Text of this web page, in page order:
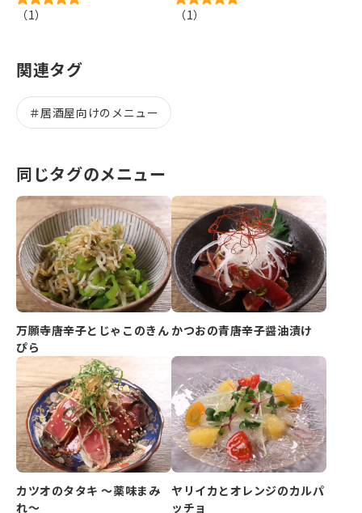
（1） （1）
関連タグ
＃居酒屋向けのメニュー
同じタグのメニュー
万願寺唐辛子とじゃこのきん
ぴら
かつおの青唐辛子醤油漬け
カツオのタタキ ～薬味まみ
れ～
ヤリイカとオレンジのカルパ
ッチョ